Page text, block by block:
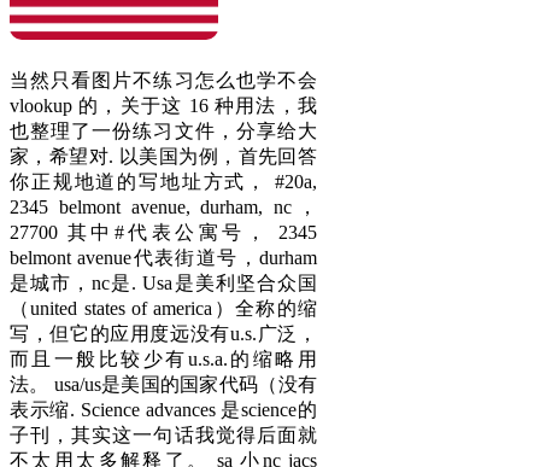
当然只看图片不练习怎么也学不会
vlookup 的，关于这 16 种用法，我
也整理了一份练习文件，分享给大
家，希望对. 以美国为例，首先回答
你正规地道的写地址方式， #20a,
2345 belmont avenue, durham, nc，
27700 其中#代表公寓号， 2345
belmont avenue代表街道号，durham
是城市，nc是. Usa是美利坚合众国
（united states of america）全称的缩
写，但它的应用度远没有u.s.广泛，
而且一般比较少有u.s.a.的缩略用
法。 usa/us是美国的国家代码（没有
表示缩. Science advances 是science的
子刊，其实这一句话我觉得后面就
不太用太多解释了。 sa 小nc jacs